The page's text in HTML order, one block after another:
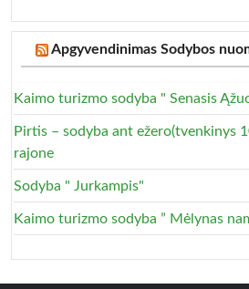
Apgyvendinimas Sodybos
Kaimo turizmo sodyba " Senasis
Pirtis – sodyba ant ežero(tvenkinys
rajone
Sodyba " Jurkampis"
Kaimo turizmo sodyba ” Mėlynas